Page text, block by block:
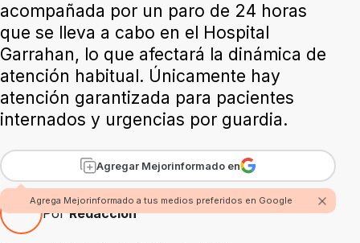
acompañada por un paro de 24 horas
que se lleva a cabo en el Hospital
Garrahan, lo que afectará la dinámica de
atención habitual. Únicamente hay
atención garantizada para pacientes
internados y urgencias por guardia.
Agregar Mejorinformado en
Agrega Mejorinformado a tus medios preferidos en Google
PorRedacción